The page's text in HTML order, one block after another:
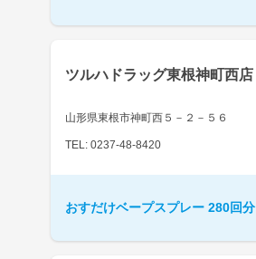
ツルハドラッグ東根神町西店
山形県東根市神町西５－２－５６
TEL: 0237-48-8420
おすだけベープスプレー 280回分